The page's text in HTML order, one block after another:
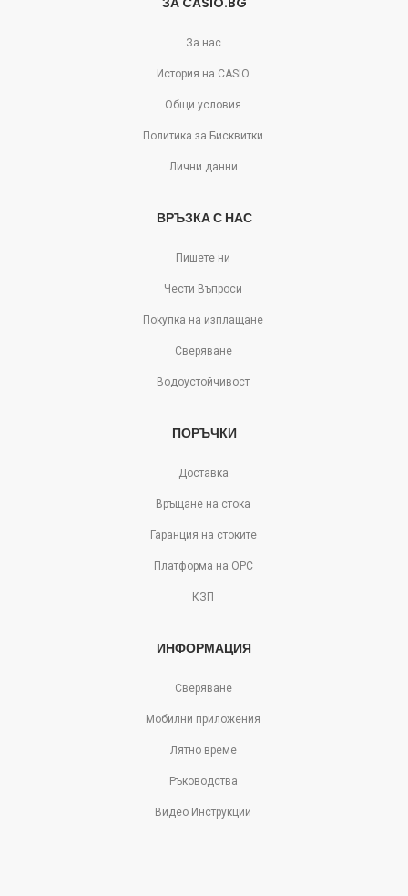
За нас
История на CASIO
Общи условия
Политика за Бисквитки
Лични данни
ВРЪЗКА С НАС
Пишете ни
Чести Въпроси
Покупка на изплащане
Сверяване
Водоустойчивост
ПОРЪЧКИ
Доставка
Връщане на стока
Гаранция на стоките
Платформа на ОРС
КЗП
ИНФОРМАЦИЯ
Сверяване
Мобилни приложения
Лятно време
Ръководства
Видео Инструкции